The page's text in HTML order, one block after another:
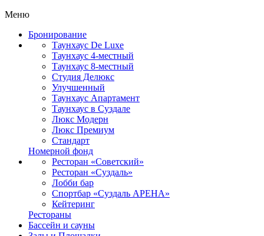
Меню
Бронирование
Таунхаус De Luxe
Таунхаус 4-местный
Таунхаус 8-местный
Студия Делюкс
Улучшенный
Таунхаус Апартамент
Таунхаус в Суздале
Люкс Модерн
Люкс Премиум
Стандарт
Номерной фонд
Ресторан «Советский»
Ресторан «Суздаль»
Лобби бар
Спортбар «Суздаль АРЕНА»
Кейтеринг
Рестораны
Бассейн и сауны